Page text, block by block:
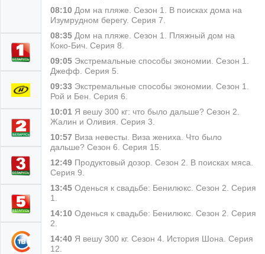
08:10 Дом на пляже. Сезон 1. В поисках дома на
Изумрудном берегу. Серия 7.
08:35 Дом на пляже. Сезон 1. Пляжный дом на
Коко-Бич. Серия 8.
09:05 Экстремальные способы экономии. Сезон 1.
Джефф. Серия 5.
09:33 Экстремальные способы экономии. Сезон 1.
Рой и Бен. Серия 6.
10:01 Я вешу 300 кг: что было дальше? Сезон 2.
Жалин и Оливия. Серия 3.
10:57 Виза невесты. Виза жениха. Что было
дальше? Сезон 6. Серия 15.
12:49 Продуктовый дозор. Сезон 2. В поисках мяса.
Серия 9.
13:45 Оденься к свадьбе: Бенилюкс. Сезон 2. Серия
1.
14:10 Оденься к свадьбе: Бенилюкс. Сезон 2. Серия
2.
14:40 Я вешу 300 кг. Сезон 4. История Шона. Серия
12.